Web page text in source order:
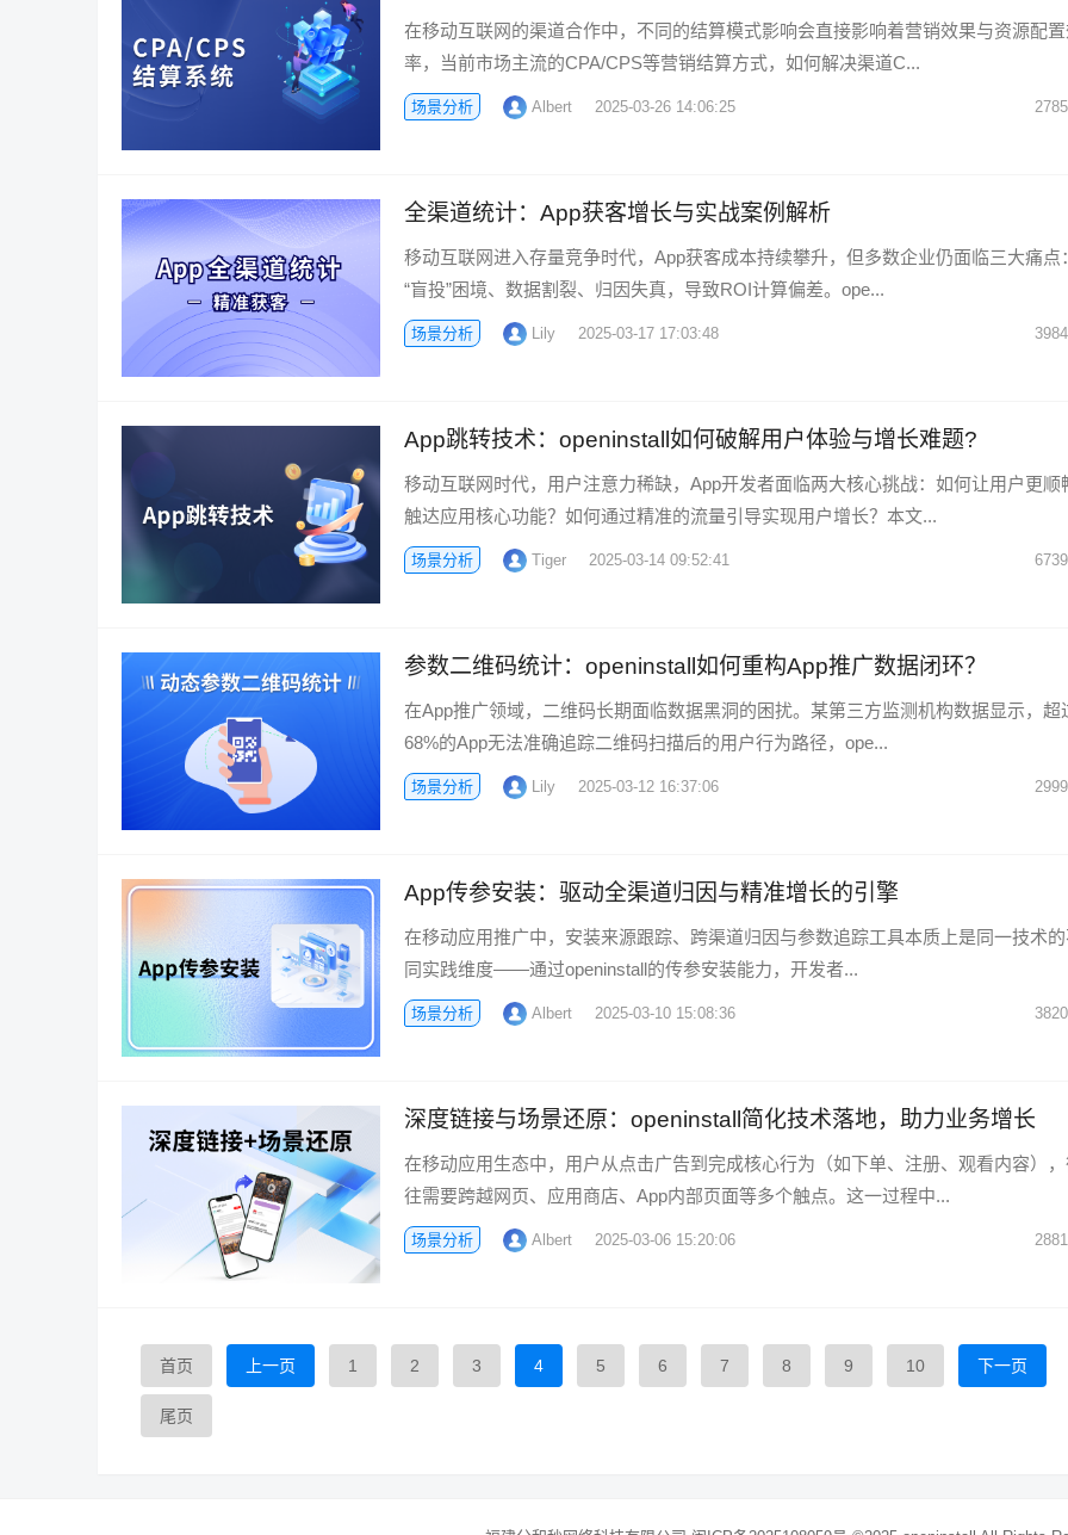
在移动互联网的渠道合作中，不同的结算模式影响会直接影响着营销效果与资源配
率，当前市场主流的CPA/CPS等营销结算方式，如何解决渠道C...
场景分析 Albert 2025-03-26 14:06:25 2785
全渠道统计：App获客增长与实战案例解析
移动互联网进入存量竞争时代，App获客成本持续攀升，但多数企业仍面临三大痛点：
“盲投”困境、数据割裂、归因失真，导致ROI计算偏差。ope...
场景分析 Lily 2025-03-17 17:03:48 3984
App跳转技术：openinstall如何破解用户体验与增长难题?
移动互联网时代，用户注意力稀缺，App开发者面临两大核心挑战：如何让用户更顺
触达应用核心功能？如何通过精准的流量引导实现用户增长？本文...
场景分析 Tiger 2025-03-14 09:52:41 6739
参数二维码统计：openinstall如何重构App推广数据闭环？
在App推广领域，二维码长期面临数据黑洞的困扰。某第三方监测机构数据显示，超
68%的App无法准确追踪二维码扫描后的用户行为路径，ope...
场景分析 Lily 2025-03-12 16:37:06 2999
App传参安装：驱动全渠道归因与精准增长的引擎
在移动应用推广中，安装来源跟踪、跨渠道归因与参数追踪工具本质上是同一技术的
同实践维度——通过openinstall的传参安装能力，开发者...
场景分析 Albert 2025-03-10 15:08:36 3820
深度链接与场景还原：openinstall简化技术落地，助力业务增长
在移动应用生态中，用户从点击广告到完成核心行为（如下单、注册、观看内容），
往需要跨越网页、应用商店、App内部页面等多个触点。这一过程中...
场景分析 Albert 2025-03-06 15:20:06 2881
首页 上一页 1 2 3 4 5 6 7 8 9 10 下一页
尾页